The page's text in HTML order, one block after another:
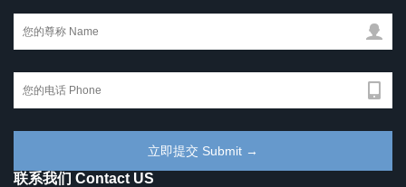
联系我们 Contact US